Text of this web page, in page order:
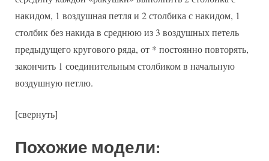
накидом, 1 воздушная петля и 2 столбика с накидом, 1
столбик без накида в среднюю из 3 воздушных петель
предыдущего кругового ряда, от * постоянно повторять,
закончить 1 соединительным столбиком в начальную
воздушную петлю.
[свернуть]
Похожие модели: